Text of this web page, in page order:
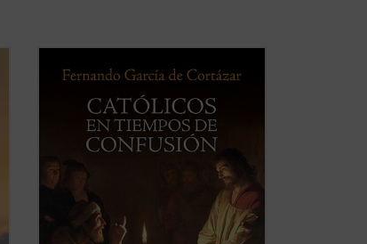
Católicos en tiempos de confusiónes un
de tradición cristiana vuelva a ser la
referencia que nos defina, de tal forma
que nuestros valores, los propios de la
civilización occidental, recuperen su ...
(ver ficha)